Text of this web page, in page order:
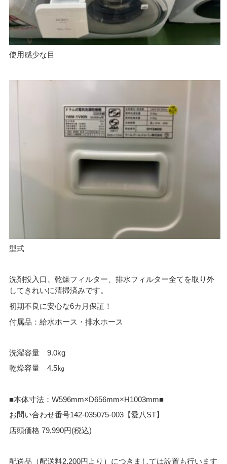
使用感少な目
型式
洗剤投入口、乾燥フィルター、排水フィルター全てを取り外
してきれいに清掃済みです。
初期不良に安心な6カ月保証！
付属品：給水ホース・排水ホース
洗濯容量 9.0kg
乾燥容量 4.5㎏
■本体寸法：W596mm×D656mm×H1003mm■
お問い合わせ番号142-035075-003【愛八ST】
店頭価格 79,990円(税込)
配送品（配送料2,200円より）につきましては設置も行います